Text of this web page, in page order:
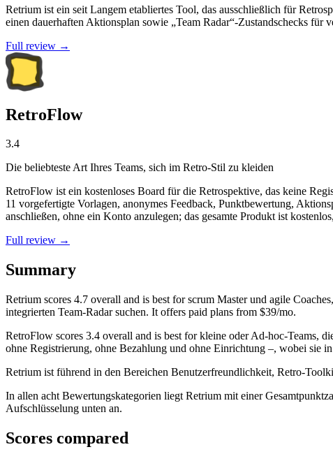
Retrium ist ein seit Langem etabliertes Tool, das ausschließlich für
einen dauerhaften Aktionsplan sowie „Team Radar“-Zustandschecks für
Full review →
RetroFlow
3.4
Die beliebteste Art Ihres Teams, sich im Retro-Stil zu kleiden
RetroFlow ist ein kostenloses Board für die Retrospektive, das keine
11 vorgefertigte Vorlagen, anonymes Feedback, Punktbewertung,
anschließen, ohne ein Konto anzulegen; das gesamte Produkt ist
Full review →
Summary
Retrium scores 4.7 overall and is best for scrum Master und agile
integrierten Team-Radar suchen. It offers paid plans from $39/mo.
RetroFlow scores 3.4 overall and is best for kleine oder Ad-hoc-Teams,
ohne Registrierung, ohne Bezahlung und ohne Einrichtung –, wobei sie
Retrium ist führend in den Bereichen Benutzerfreundlichkeit, Retro-
In allen acht Bewertungskategorien liegt Retrium mit einer
Aufschlüsselung unten an.
Scores compared